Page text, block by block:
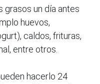
grasos un día antes
huevos,
caldos, frituras,
entre otros.
hacerlo 24